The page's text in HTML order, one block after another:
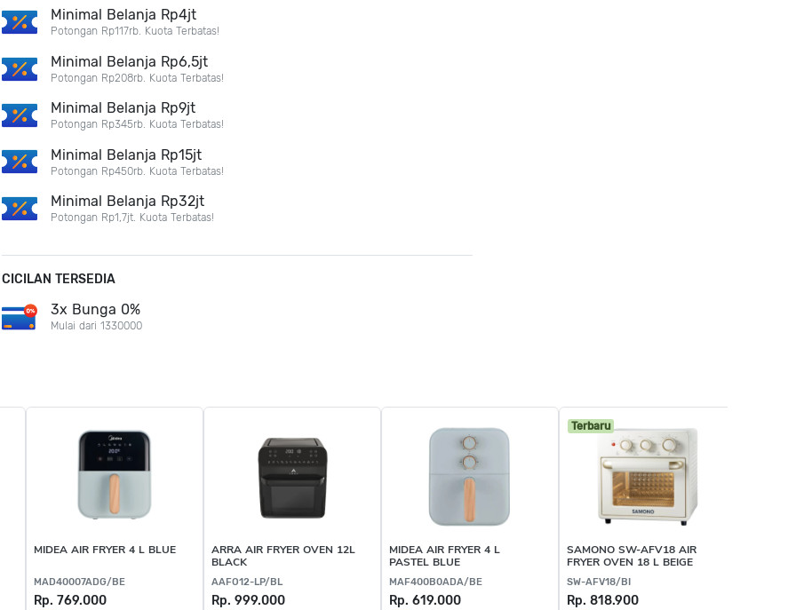
Minimal Belanja Rp4jt
Potongan Rp117rb. Kuota Terbatas!
Minimal Belanja Rp6,5jt
Potongan Rp208rb. Kuota Terbatas!
Minimal Belanja Rp9jt
Potongan Rp345rb. Kuota Terbatas!
Minimal Belanja Rp15jt
Potongan Rp450rb. Kuota Terbatas!
Minimal Belanja Rp32jt
Potongan Rp1,7jt. Kuota Terbatas!
CICILAN TERSEDIA
3x Bunga 0%
Mulai dari 1330000
MIDEA AIR FRYER 4 L BLUE
MAD40007ADG/BE
Rp. 769.000
ARRA AIR FRYER OVEN 12L
BLACK
AAFO12-LP/BL
Rp. 999.000
MIDEA AIR FRYER 4 L
PASTEL BLUE
MAF400B0ADA/BE
Rp. 619.000
Terbaru
SAMONO SW-AFV18 AIR
FRYER OVEN 18 L BEIGE
SW-AFV18/BI
Rp. 818.900